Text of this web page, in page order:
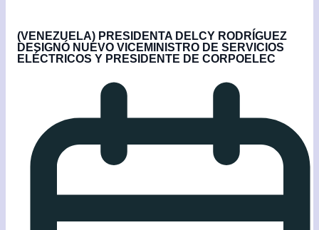
(VENEZUELA) PRESIDENTA DELCY RODRÍGUEZ
DESIGNÓ NUEVO VICEMINISTRO DE SERVICIOS
ELÉCTRICOS Y PRESIDENTE DE CORPOELEC